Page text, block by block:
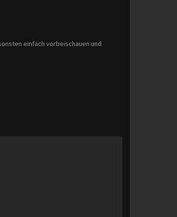
einfach vorbeischauen und